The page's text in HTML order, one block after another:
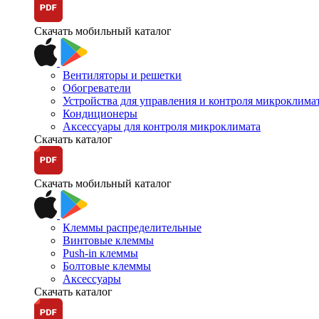
Скачать мобильный каталог
Вентиляторы и решетки
Обогреватели
Устройства для управления и контроля
Кондиционеры
Аксессуары для контроля микроклимата
Скачать каталог
Скачать мобильный каталог
Клеммы распределительные
Винтовые клеммы
Push-in клеммы
Болтовые клеммы
Аксессуары
Скачать каталог